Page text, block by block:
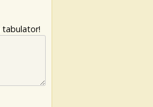
tabulator!